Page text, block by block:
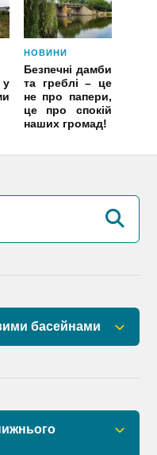
НОВИНИ
Безпечні дамби
та греблі – це
не про папери,
це про спокій
наших громад!
басейнами